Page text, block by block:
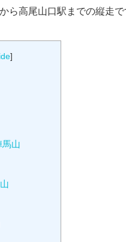
ら高尾山口駅までの縦走で
]
山